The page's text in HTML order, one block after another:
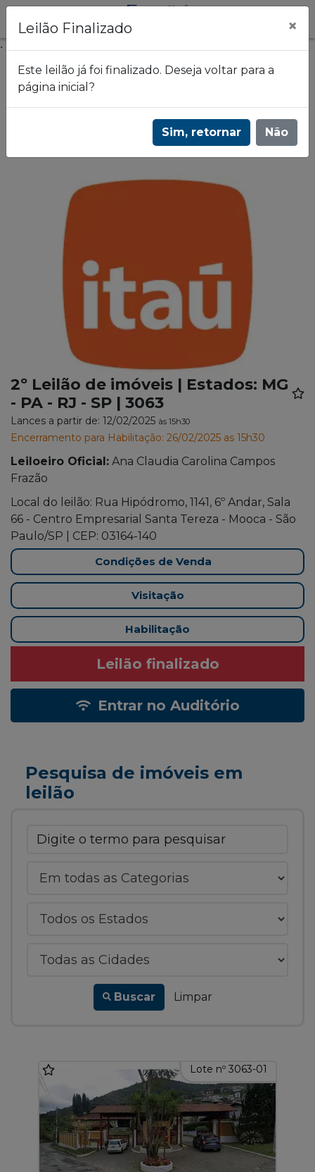
.
Frazão Leilões
2º Leilão de imóveis | Estados: MG - PA - RJ -
2º Leilão de imóveis | Estados: MG
- PA - RJ - SP | 3063
Lances a partir de: 12/02/2025 às 15h30
Encerramento para Habilitação: 26/02/2025 as 15h30
Leiloeiro Oficial: Ana Claudia Carolina Campos
Frazão
Local do leilão: Rua Hipódromo, 1141, 6º Andar, Sala
66 - Centro Empresarial Santa Tereza - Mooca - São
Paulo/SP | CEP: 03164-140
Condições de Venda
Visitação
Habilitação
Leilão finalizado
Entrar no Auditório
Leilão Finalizado ×
Este leilão já foi finalizado. Deseja voltar para a
página inicial?
Sim, retornar Não
Pesquisa de imóveis em
leilão
Buscar Limpar
Lote nº 3063-01